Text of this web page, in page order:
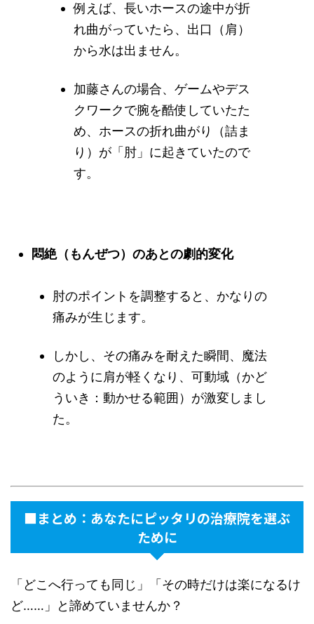
例えば、長いホースの途中が折
れ曲がっていたら、出口（肩）
から水は出ません。
加藤さんの場合、ゲームやデス
クワークで腕を酷使していたた
め、ホースの折れ曲がり（詰ま
り）が「肘」に起きていたので
す。
悶絶（もんぜつ）のあとの劇的変化
肘のポイントを調整すると、かなりの
痛みが生じます。
しかし、その痛みを耐えた瞬間、魔法
のように肩が軽くなり、可動域（かど
ういき：動かせる範囲）が激変しまし
た。
■まとめ：あなたにピッタリの治療院を選ぶ
ために
「どこへ行っても同じ」「その時だけは楽になるけ
ど……」と諦めていませんか？